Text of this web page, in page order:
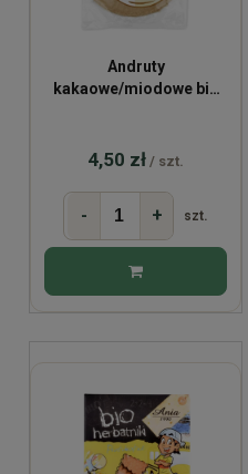
Andruty
kakaowe/miodowe bio
4,50 zł / szt.
- + szt.